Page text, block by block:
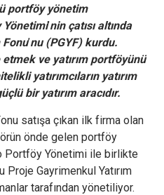
portföy yönetim
Yönetimi’nin çatısı altında
Fonu’nu (PGYF) kurdu.
ve yatırım portföyünü
yatırımcıların yatırım
bir yatırım aracıdır.
satışa çıkan ilk firma olan
önde gelen portföy
Portföy Yönetimi ile birlikte
Gayrimenkul Yatırım
tarafından yönetiliyor.